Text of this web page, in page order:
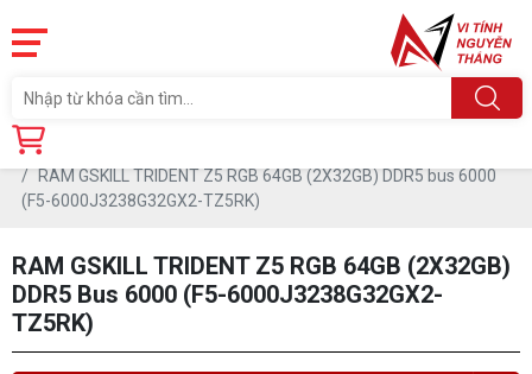
Trang chủ
RAM GSKILL TRIDENT Z5 RGB 64GB (2X32GB) DDR5 bus 6000
(F5-6000J3238G32GX2-TZ5RK)
RAM GSKILL TRIDENT Z5 RGB 64GB (2X32GB)
DDR5 Bus 6000 (F5-6000J3238G32GX2-
TZ5RK)